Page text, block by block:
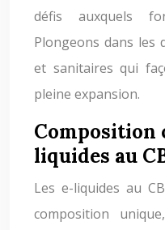
défis auxquels
Plongeons dans les
et sanitaires qui
pleine expansion.
Composition
liquides au
Les e-liquides au
composition